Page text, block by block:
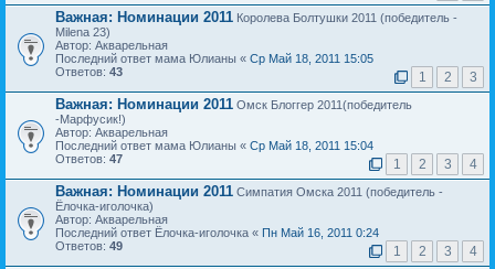
Важная: Номинации 2011 Королева Болтушки 2011 (победитель -
Milena 23)
Автор: Акварельная
Последний ответ мама Юлианы « Ср Май 18, 2011 15:05
Ответов: 43 1 2 3
Важная: Номинации 2011 Омск Блоггер 2011(победитель
-Марфусик!)
Автор: Акварельная
Последний ответ мама Юлианы « Ср Май 18, 2011 15:04
Ответов: 47 1 2 3 4
Важная: Номинации 2011 Симпатия Омска 2011 (победитель -
Ёлочка-иголочка)
Автор: Акварельная
Последний ответ Ёлочка-иголочка « Пн Май 16, 2011 0:24
Ответов: 49 1 2 3 4